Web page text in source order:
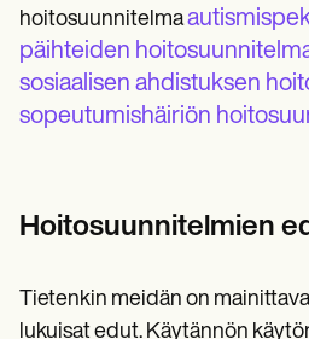
hoitosuunnitelma
päihteiden
sosiaalisen ahdistuksen
sopeutumishäiriön
Hoitosuunnitelmien
Tietenkin meidän on
lukuisat edut. Käytännön